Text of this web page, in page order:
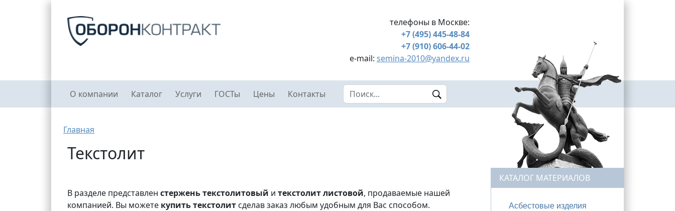
телефоны в Москве:
+7 (495) 445-48-84
+7 (910) 606-44-02
e-mail: semina-2010@yandex.ru
Главное меню
О компании Каталог Услуги ГОСТы Цены Контакты Search this site
Строка навигации
Главная
Текстолит
В разделе представлен стержень текстолитовый и текстолит листовой, продаваемые нашей
компанией. Вы можете купить текстолит сделав заказ любым удобным для Вас способом.
КАТАЛОГ МАТЕРИАЛОВ
Асбестовые изделия